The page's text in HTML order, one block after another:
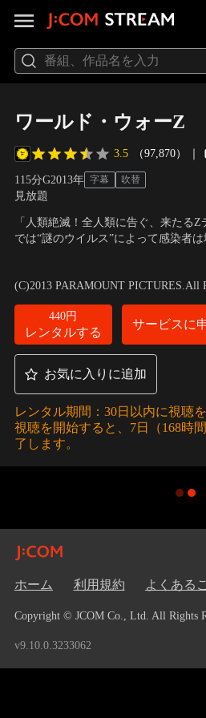
ワールド・ウォーZ
3.5 （97,870） ｜
115分G2013年 字幕 吹替
見放題
「人類絶滅！全人類に告ぐ、来たる
では“謎のウイルス”によって感染者
わずか…。
(C)2013 PARAMOUNT PICTURES.All
440円
レンタルする
サービスに
お気に入りに追加
レンタル期間：30日以内に視聴
視聴を開始すると、7日（168時
了します。
ホーム 利用規約 よくある
Copyright © JCOM Co., Ltd. All Rights
v9.10.0.3233062